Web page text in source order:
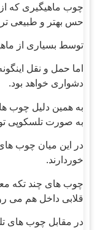
چوب ماهیگیری که از
حس بهتر و طبیعی
توسط بسیاری از
اما حمل و نقل
دشواری خواهد بود.
به همین دلیل چوب
به صورت تلسکوپی
در این میان چوب های
خوردارند.
چوب های چند تکه
قلابی داخل هم می
در مقابل چوب های